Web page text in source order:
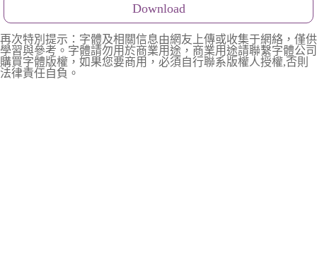
Download
再次特別提示：字體及相關信息由網友上傳或收集于網絡，僅供
學習與參考。字體請勿用於商業用途，商業用途請聯繫字體公司
購買字體版權，如果您要商用，必須自行聯系版權人授權,否則
法律責任自負。